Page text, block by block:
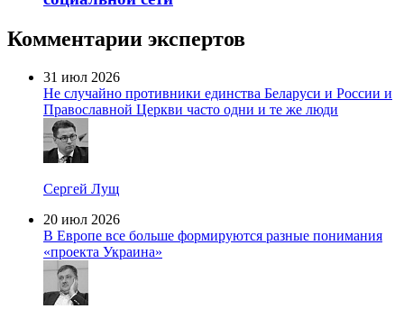
Комментарии экспертов
31 июл 2026
Не случайно противники единства Беларуси и России и
Православной Церкви часто одни и те же люди
Сергей Лущ
20 июл 2026
В Европе все больше формируются разные понимания
«проекта Украина»